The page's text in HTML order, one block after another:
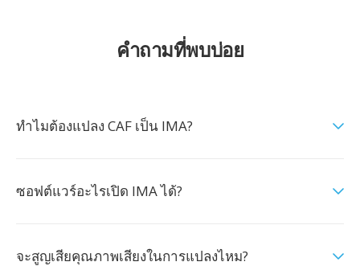
คำถามที่พบบ่อย
ทำไมต้องแปลง CAF เป็น IMA?
ซอฟต์แวร์อะไรเปิด IMA ได้?
จะสูญเสียคุณภาพเสียงในการแปลงไหม?